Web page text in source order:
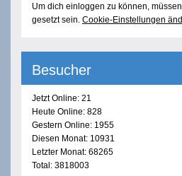
Um dich einloggen zu können,
gesetzt sein. Cookie-Einstellungen
Besucher
Jetzt Online: 21
Heute Online: 828
Gestern Online: 1955
Diesen Monat: 10931
Letzter Monat: 68265
Total: 3818003